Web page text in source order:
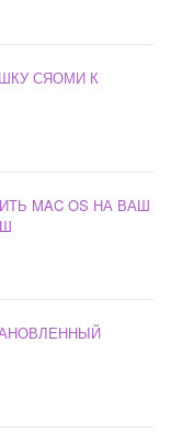
СЯОМИ К
MAC OS НА ВАШ